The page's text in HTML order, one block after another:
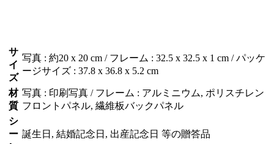
サ
イ
ズ
写真 : 約20 x 20 cm / フレーム : 32.5 x 32.5 x 1 cm / パッケ
ージサイズ : 37.8 x 36.8 x 5.2 cm
材
質
写真 : 印刷写真 / フレーム : アルミニウム, ポリスチレン
フロントパネル, 繊維板バックパネル
シ
ー 誕生日, 結婚記念日, 出産記念日 等の贈答品